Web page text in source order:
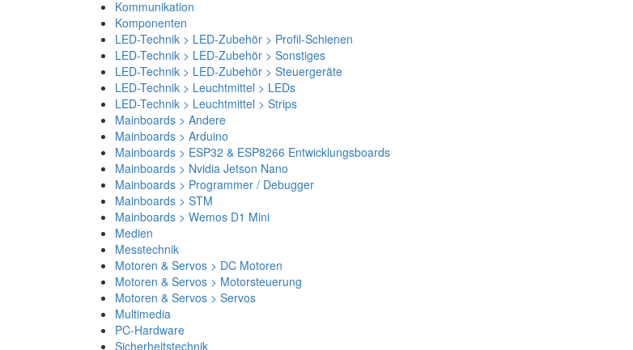
Kommunikation
Komponenten
LED-Technik > LED-Zubehör > Profil-Schienen
LED-Technik > LED-Zubehör > Sonstiges
LED-Technik > LED-Zubehör > Steuergeräte
LED-Technik > Leuchtmittel > LEDs
LED-Technik > Leuchtmittel > Strips
Mainboards > Andere
Mainboards > Arduino
Mainboards > ESP32 & ESP8266 Entwicklungsboards
Mainboards > Nvidia Jetson Nano
Mainboards > Programmer / Debugger
Mainboards > STM
Mainboards > Wemos D1 Mini
Medien
Messtechnik
Motoren & Servos > DC Motoren
Motoren & Servos > Motorsteuerung
Motoren & Servos > Servos
Multimedia
PC-Hardware
Sicherheitstechnik